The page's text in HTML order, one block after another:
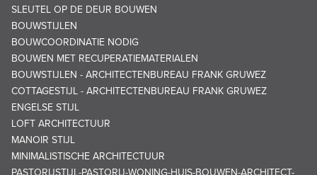
SLEUTEL OP DE DEUR BOUWEN
BOUWSTIJLEN
BOUWCOORDINATIE NODIG
BOUWEN MET RECUPERATIEMATERIALEN
BOUWSTIJLEN - ARCHITECTENBUREAU FRANK GRUWEZ
COTTAGESTIJL - ARCHITECTENBUREAU FRANK GRUWEZ
ENGELSE STIJL
LOFT ARCHITECTUUR
MANOIR STIJL
MINIMALISTISCHE ARCHITECTUUR
PASTORIJSTIJL-PASTORIJ-WONING-HUIS-BOUWEN-ARCHITECT-